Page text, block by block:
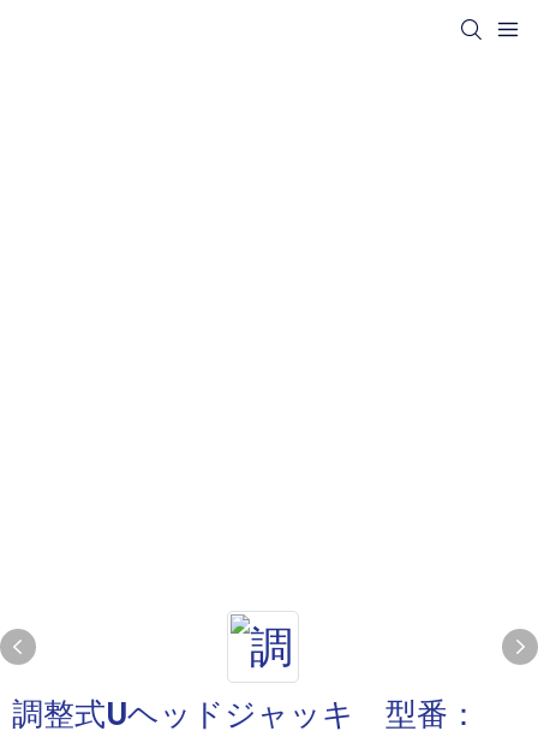
調整式Uヘッドジャッキ 型番：